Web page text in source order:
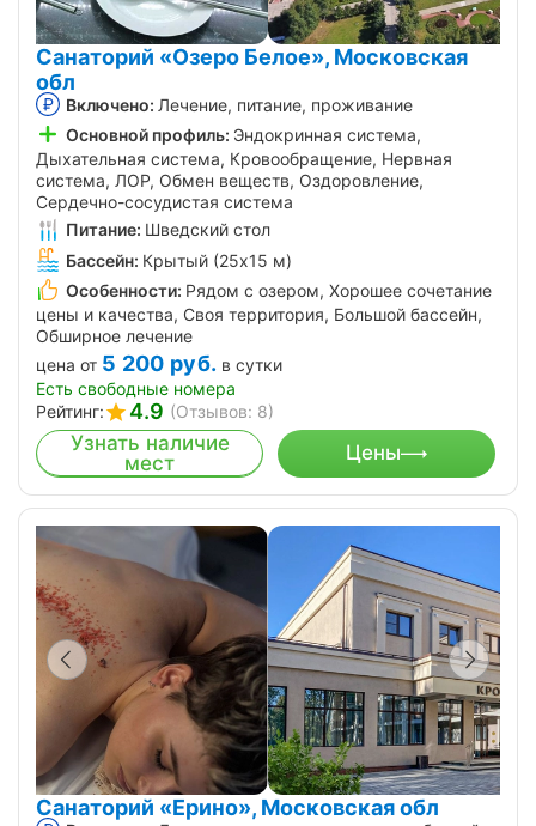
Санаторий «Озеро Белое», Московская
обл
Включено: Лечение, питание, проживание
Основной профиль: Эндокринная система,
Дыхательная система, Кровообращение, Нервная
система, ЛОР, Обмен веществ, Оздоровление,
Сердечно-сосудистая система
Питание: Шведский стол
Бассейн: Крытый (25х15 м)
Особенности: Рядом с озером, Хорошее сочетание
цены и качества, Своя территория, Большой бассейн,
Обширное лечение
цена от 5 200 руб. в сутки
Есть свободные номера
Рейтинг:
4.9 (Отзывов: 8)
Узнать наличие
мест
Цены
Санаторий «Ерино», Московская обл